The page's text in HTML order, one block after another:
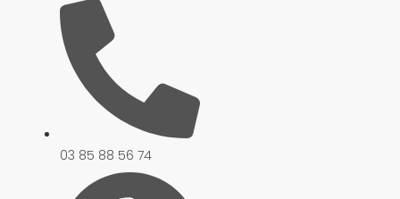
03 85 88 56 74